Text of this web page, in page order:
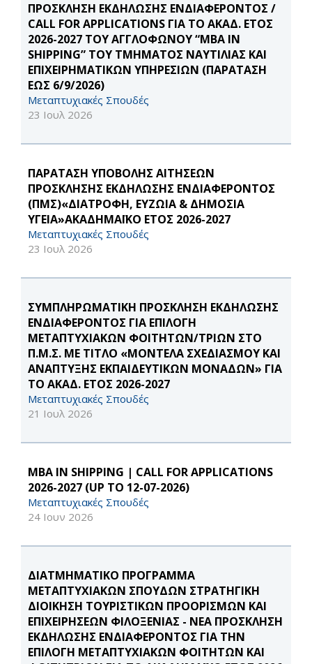
ΠΡΟΣΚΛΗΣΗ ΕΚΔΗΛΩΣΗΣ ΕΝΔΙΑΦΕΡΟΝΤΟΣ /
CALL FOR APPLICATIONS ΓΙΑ ΤΟ ΑΚΑΔ. ΕΤΟΣ
2026-2027 ΤΟΥ ΑΓΓΛΟΦΩΝΟΥ “MBA IN
SHIPPING” ΤΟΥ ΤΜΗΜΑΤΟΣ ΝΑΥΤΙΛΙΑΣ ΚΑΙ
ΕΠΙΧΕΙΡΗΜΑΤΙΚΩΝ ΥΠΗΡΕΣΙΩΝ (ΠΑΡΑΤΑΣΗ
ΕΩΣ 6/9/2026)
Μεταπτυχιακές Σπουδές
23 Ιουλ 2026
ΠΑΡΑΤΑΣΗ ΥΠΟΒΟΛΗΣ ΑΙΤΗΣΕΩΝ
ΠΡΟΣΚΛΗΣΗΣ ΕΚΔΗΛΩΣΗΣ ΕΝΔΙΑΦΕΡΟΝΤΟΣ
(ΠΜΣ)«ΔΙΑΤΡΟΦΗ, ΕΥΖΩΙΑ & ΔΗΜΟΣΙΑ
ΥΓΕΙΑ»ΑΚΑΔΗΜΑΪΚΟ ΕΤΟΣ 2026-2027
Μεταπτυχιακές Σπουδές
23 Ιουλ 2026
ΣΥΜΠΛΗΡΩΜΑΤΙΚΗ ΠΡΟΣΚΛΗΣΗ ΕΚΔΗΛΩΣΗΣ
ΕΝΔΙΑΦΕΡΟΝΤΟΣ ΓΙΑ ΕΠΙΛΟΓΗ
ΜΕΤΑΠΤΥΧΙΑΚΩΝ ΦΟΙΤΗΤΩΝ/ΤΡΙΩΝ ΣΤΟ
Π.Μ.Σ. ΜΕ ΤΙΤΛΟ «ΜΟΝΤΕΛΑ ΣΧΕΔΙΑΣΜΟΥ ΚΑΙ
ΑΝΑΠΤΥΞΗΣ ΕΚΠΑΙΔΕΥΤΙΚΩΝ ΜΟΝΑΔΩΝ» ΓΙΑ
ΤΟ ΑΚΑΔ. ΕΤΟΣ 2026-2027
Μεταπτυχιακές Σπουδές
21 Ιουλ 2026
MBA IN SHIPPING | CALL FOR APPLICATIONS
2026-2027 (UP TO 12-07-2026)
Μεταπτυχιακές Σπουδές
24 Ιουν 2026
ΔΙΑΤΜΗΜΑΤΙΚΟ ΠΡΟΓΡΑΜΜΑ
ΜΕΤΑΠΤΥΧΙΑΚΩΝ ΣΠΟΥΔΩΝ ΣΤΡΑΤΗΓΙΚΗ
ΔΙΟΙΚΗΣΗ ΤΟΥΡΙΣΤΙΚΩΝ ΠΡΟΟΡΙΣΜΩΝ ΚΑΙ
ΕΠΙΧΕΙΡΗΣΕΩΝ ΦΙΛΟΞΕΝΙΑΣ - ΝΕΑ ΠΡΟΣΚΛΗΣΗ
ΕΚΔΗΛΩΣΗΣ ΕΝΔΙΑΦΕΡΟΝΤΟΣ ΓΙΑ ΤΗΝ
ΕΠΙΛΟΓΗ ΜΕΤΑΠΤΥΧΙΑΚΩΝ ΦΟΙΤΗΤΩΝ ΚΑΙ